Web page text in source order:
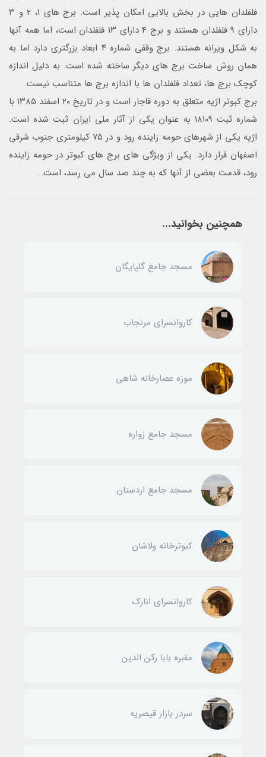
فلفلدان هایی در بخش بالایی امکان پذیر است. برج های ۱، ۲ و ۳
دارای ۹ فلفلدان هستند و برج ۴ دارای ۱۳ فلفلدان است، اما همه آنها
به شکل ویرانه هستند. برج وقفی شماره ۴ ابعاد بزرگتری دارد اما به
همان روش ساخت برج های دیگر ساخته شده است. به دلیل اندازه
کوچک برج ها، تعداد فلفلدان ها با اندازه برج ها متناسب نیست.
برج کبوتر اژیه متعلق به دوره قاجار است و در تاریخ ۲۰ اسفند ۱۳۸۵ با
شماره ثبت ۱۸۱۰۹ به عنوان یکی از آثار ملی ایران ثبت شده است.
اژیه یکی از شهرهای حومه زاینده رود و در ۷۵ کیلومتری جنوب شرقی
اصفهان قرار دارد. یکی از ویژگی های برج های کبوتر در حومه زاینده
رود، قدمت بعضی از آنها که به چند صد سال می رسد، است.
همچنین بخوانید...
مسجد جامع گلپایگان
کاروانسرای مرنجاب
موزه عصارخانه شاهی
مسجد جامع زواره
مسجد جامع اردستان
کبوترخانه ولاشان
کاروانسرای انارک
مقبره بابا رکن الدین
سردر بازار قیصریه